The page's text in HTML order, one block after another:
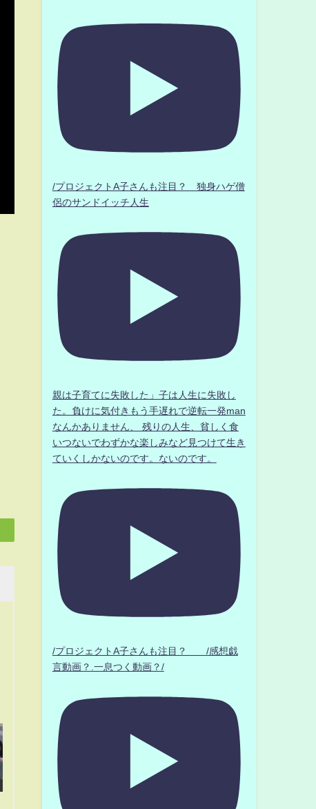
/プロジェクトA子さんも注目？ 独身ハゲ僧
侶のサンドイッチ人生
親は子育てに失敗した」子は人生に失敗し
た。負けに気付きもう手遅れで逆転一発man
なんかありません、 残りの人生、貧しく食
いつないでわずかな楽しみなど見つけて生き
ていくしかないのです。ないのです。
/プロジェクトA子さんも注目？ /感想戯
言動画？.一息つく動画？/